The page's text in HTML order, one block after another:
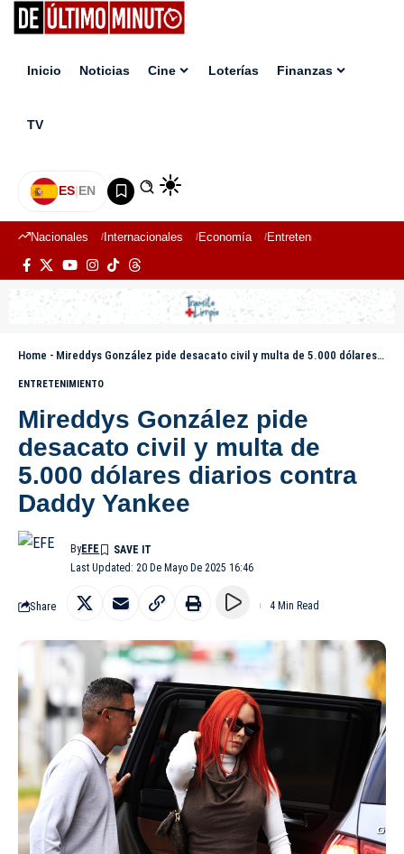
Inicio Noticias Cine Loterías Finanzas
TV
ES|EN
Nacionales Internacionales Economía Entretenimiento
Home - Mireddys González pide desacato civil y multa de 5.000 dólares diarios contra Daddy Yankee
ENTRETENIMIENTO
Mireddys González pide
desacato civil y multa de
5.000 dólares diarios contra
Daddy Yankee
Last Updated: 20 De Mayo De 2025 16:46
ByEFE
Share 4 Min Read